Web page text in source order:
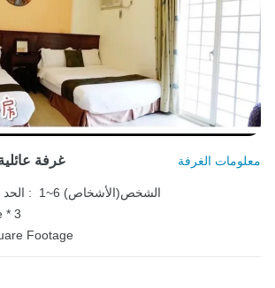
غرفة عائلية معلومات الغرفة
الحد الأقصى لعدد الضيوف :
1~6 الشخص(الأشخاص)
* 3
Footage